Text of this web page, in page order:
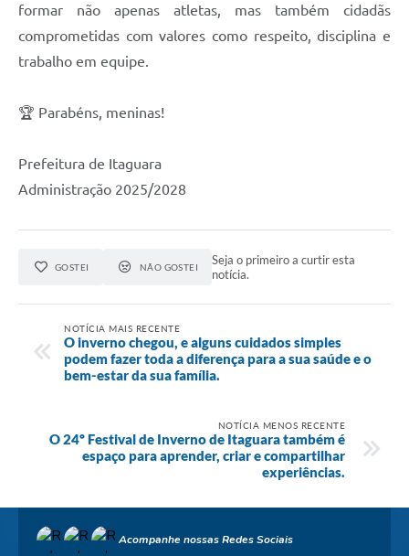
formar não apenas atletas, mas também cidadãs
comprometidas com valores como respeito, disciplina e
trabalho em equipe.
🏆 Parabéns, meninas!
Prefeitura de Itaguara
Administração 2025/2028
GOSTEI NÃO GOSTEI
Seja o primeiro a curtir esta
notícia.
NOTÍCIA MAIS RECENTE
O inverno chegou, e alguns cuidados simples
podem fazer toda a diferença para a sua saúde e o
bem-estar da sua família.
NOTÍCIA MENOS RECENTE
O 24º Festival de Inverno de Itaguara também é
espaço para aprender, criar e compartilhar
experiências.
Acompanhe nossas Redes Sociais